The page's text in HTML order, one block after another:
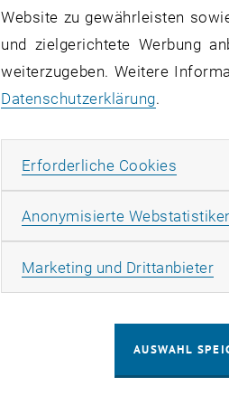
InfoTrainX
IOP
Website zu gewährleisten
und zielgerichtete Werbung
weiterzugeben. Weitere
Datenschutzerklärung.
Erforderliche Cookies
Anonymisierte
Marketing und Drittanbieter
AUSWAHL